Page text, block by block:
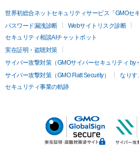
世界初総合ネットセキュリティサービス「GMOセ
パスワード漏洩診断
Webサイトリスク診断
セキュリティ相談AIチャットボット
実在証明・盗聴対策
サイバー攻撃対策（GMOサイバーセキュリティ by
サイバー攻撃対策（GMO Flatt Security）
なりす
セキュリティ事業の軌跡